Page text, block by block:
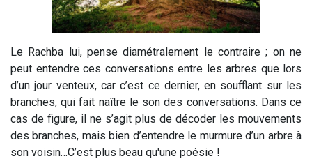
Le Rachba lui, pense diamétralement le contraire ; on ne
peut entendre ces conversations entre les arbres que lors
d’un jour venteux, car c’est ce dernier, en soufflant sur les
branches, qui fait naître le son des conversations. Dans ce
cas de figure, il ne s’agit plus de décoder les mouvements
des branches, mais bien d’entendre le murmure d’un arbre à
son voisin…C’est plus beau qu'une poésie !